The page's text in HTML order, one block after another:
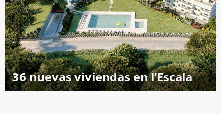
36 nuevas viviendas en l’Escala